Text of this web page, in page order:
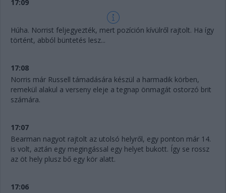
17:09
Húha. Norrist feljegyezték, mert pozíción kívülről rajtolt. Ha így
történt, abból büntetés lesz...
17:08
Norris már Russell támadására készül a harmadik körben,
remekül alakul a verseny eleje a tegnap önmagát ostorzó brit
számára.
17:07
Bearman nagyot rajtolt az utolsó helyről, egy ponton már 14.
is volt, aztán egy megingással egy helyet bukott. Így se rossz
az öt hely plusz bő egy kör alatt.
17:06